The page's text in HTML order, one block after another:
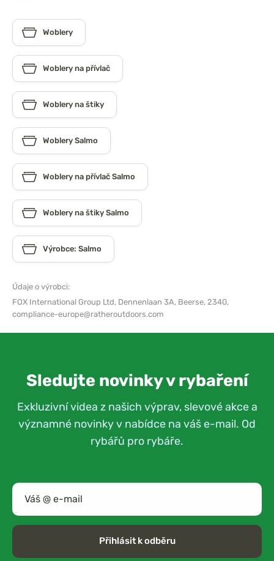
Woblery
Woblery na přívlač
Woblery na štiky
Woblery Salmo
Woblery na přívlač Salmo
Woblery na štiky Salmo
Výrobce: Salmo
Údaje o výrobci:
FOX International Group Ltd, Dennenlaan 3A, Beerse, 2340,
compliance-europe@ratheroutdoors.com
Sledujte novinky v rybaření
Exkluzivní videa z našich výprav, slevové akce a
významné novinky v nabídce na váš e-mail. Od
rybářů pro rybáře.
Přihlásit k odběru